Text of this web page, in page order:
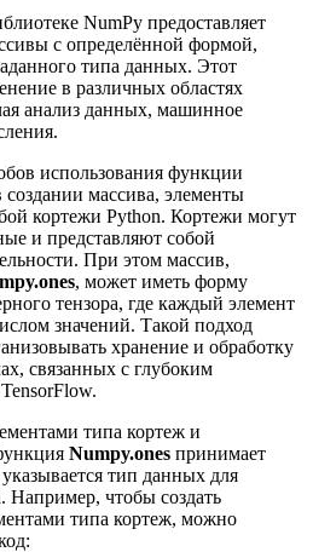
NumPy предоставляет
с определённой формой,
типа данных. Этот
в различных областях
анализ данных, машинное
использования функции
создании массива, элементы
кортежи Python. Кортежи могут
и представляют собой
При этом массив,
, может иметь форму
тензора, где каждый элемент
значений. Такой подход
хранение и обработку
связанных с глубоким
типа кортеж и
Numpy.ones принимает
тип данных для
Например, чтобы создать
типа кортеж, можно